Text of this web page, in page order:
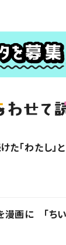
た「わたし
画に 「ち